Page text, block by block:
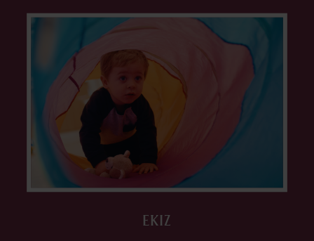
EKIZ